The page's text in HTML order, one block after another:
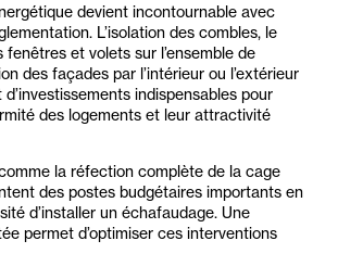
devient incontournable avec
L’isolation des combles, le
et volets sur l’ensemble de
des façades par l’intérieur ou l’extérieur
indispensables pour
des logements et leur attractivité
la réfection complète de la cage
des postes budgétaires importants en
d’installer un échafaudage. Une
permet d’optimiser ces interventions